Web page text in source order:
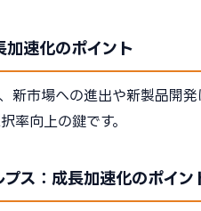
加速化のポイント
新市場への進出や新製品開
率向上の鍵です。
ス：成長加速化のポイン